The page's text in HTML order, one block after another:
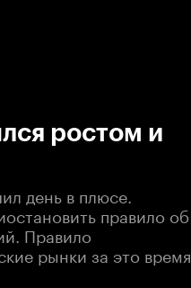
ростом и
день в плюсе.
правило об
Правило
рынки за это время